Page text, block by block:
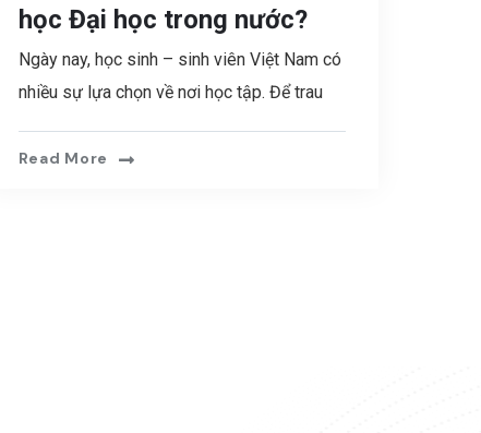
học Đại học trong nước?
Ngày nay, học sinh – sinh viên Việt Nam có
nhiều sự lựa chọn về nơi học tập. Để trau
Read More